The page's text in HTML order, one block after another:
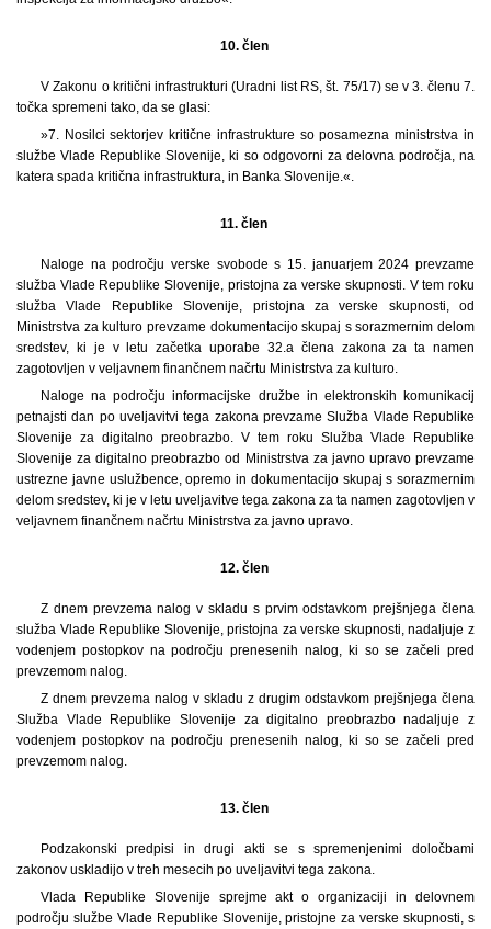
10. člen
V Zakonu o kritični infrastrukturi (Uradni list RS, št. 75/17) se v 3. členu 7.
točka spremeni tako, da se glasi:
»7. Nosilci sektorjev kritične infrastrukture so posamezna ministrstva in
službe Vlade Republike Slovenije, ki so odgovorni za delovna področja, na
katera spada kritična infrastruktura, in Banka Slovenije.«.
11. člen
Naloge na področju verske svobode s 15. januarjem 2024 prevzame
služba Vlade Republike Slovenije, pristojna za verske skupnosti. V tem roku
služba Vlade Republike Slovenije, pristojna za verske skupnosti, od
Ministrstva za kulturo prevzame dokumentacijo skupaj s sorazmernim delom
sredstev, ki je v letu začetka uporabe 32.a člena zakona za ta namen
zagotovljen v veljavnem finančnem načrtu Ministrstva za kulturo.
Naloge na področju informacijske družbe in elektronskih komunikacij
petnajsti dan po uveljavitvi tega zakona prevzame Služba Vlade Republike
Slovenije za digitalno preobrazbo. V tem roku Služba Vlade Republike
Slovenije za digitalno preobrazbo od Ministrstva za javno upravo prevzame
ustrezne javne uslužbence, opremo in dokumentacijo skupaj s sorazmernim
delom sredstev, ki je v letu uveljavitve tega zakona za ta namen zagotovljen v
veljavnem finančnem načrtu Ministrstva za javno upravo.
12. člen
Z dnem prevzema nalog v skladu s prvim odstavkom prejšnjega člena
služba Vlade Republike Slovenije, pristojna za verske skupnosti, nadaljuje z
vodenjem postopkov na področju prenesenih nalog, ki so se začeli pred
prevzemom nalog.
Z dnem prevzema nalog v skladu z drugim odstavkom prejšnjega člena
Služba Vlade Republike Slovenije za digitalno preobrazbo nadaljuje z
vodenjem postopkov na področju prenesenih nalog, ki so se začeli pred
prevzemom nalog.
13. člen
Podzakonski predpisi in drugi akti se s spremenjenimi določbami
zakonov uskladijo v treh mesecih po uveljavitvi tega zakona.
Vlada Republike Slovenije sprejme akt o organizaciji in delovnem
področju službe Vlade Republike Slovenije, pristojne za verske skupnosti, s